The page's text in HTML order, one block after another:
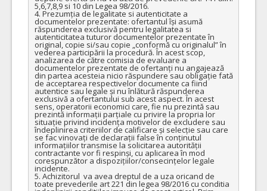
5,6,7,8,9 si 10 din Legea 98/2016.
4. Prezumția de legalitate si autenticitate a
documentelor prezentate: ofertantul își asumă
răspunderea exclusivă pentru legalitatea si
autenticitatea tuturor documentelor prezentate în
original, copie si/sau copie „conformă cu originalul” în
vederea participării la procedură. În acest scop,
analizarea de către comisia de evaluare a
documentelor prezentate de ofertanți nu angajează
din partea acesteia nicio răspundere sau obligație fată
de acceptarea respectivelor documente ca fiind
autentice sau legale și nu înlătură răspunderea
exclusivă a ofertantului sub acest aspect. În acest
sens, operatorii economici care, fie nu prezintă sau
prezintă informații parțiale cu privire la propria lor
situație privind incidența motivelor de excludere sau
îndeplinirea criteriilor de calificare și selecție sau care
se fac vinovați de declarații false în conținutul
informațiilor transmise la solicitarea autorității
contractante vor fi respinși, cu aplicarea în mod
corespunzător a dispozițiilor/consecințelor legale
incidente.
5. Achizitorul  va avea dreptul de a uza oricand de
toate prevederile art 221 din legea 98/2016 cu conditia